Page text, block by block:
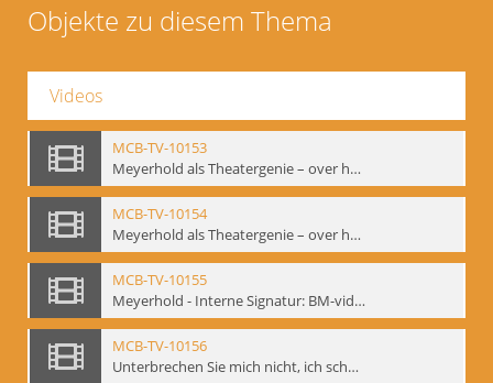
Objekte zu diesem Thema
Videos
MCB-TV-10153
Meyerhold als Theatergenie – over het mechanik van de acteursexpressie, Ausschnitt 4 - Interne Signatur: BM-vid-108_A4
MCB-TV-10154
Meyerhold als Theatergenie – over het mechanik van de acteursexpressie, Ausschnitt 5 - Interne Signatur: BM-vid-108_A5
MCB-TV-10155
Meyerhold - Interne Signatur: BM-vid-116
MCB-TV-10156
Unterbrechen Sie mich nicht, ich schweige!, Berlin 2006 - Interne Signatur: BM-vid-126